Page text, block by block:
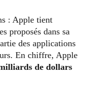
: Apple tient
proposés dans sa
des applications
En chiffre, Apple
de dollars